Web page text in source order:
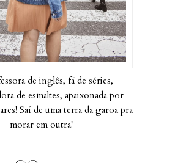
de inglês, fã de séries,
de esmaltes, apaixonada por
Saí de uma terra da garoa pra
morar em outra!